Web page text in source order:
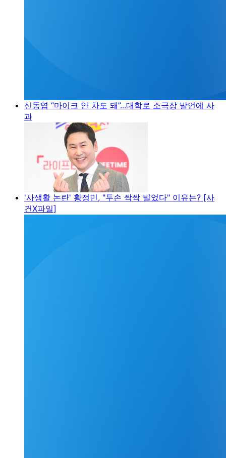
신동엽 “마이크 안 차도 돼”...대학로 소극장 발언에 사
과
'사생활 논란' 황정민, "두손 싹싹 빌었다" 이유는? [사
건X파일]